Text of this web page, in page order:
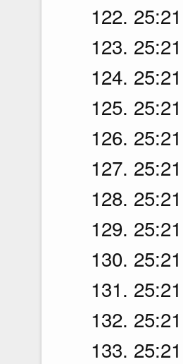
122.
123.
124.
125.
126.
127.
128.
129.
130.
131.
132.
133.